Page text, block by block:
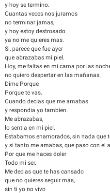
y hoy se termino.
Cuantas veces nos juramos
no terminar jamas,
y hoy estoy destrosado
ya no me quieres mas.
Si, parece que fue ayer
que abrazabas mi piel.
Hoy, me faltas en mi cama por las
no quiero despertar en las mañanas.
Dime Porque
Porque te vas.
Cuando decias que me amabas
y respondia yo tambien.
Me abrazabas,
lo sentia en mi piel.
Estabamos enamorados, sin nada que
y si tanto me amabas, que paso con el
Por que me haces doler
Todo mi ser.
Me decias que te has cansado
que no quieres seguir mas,
sin ti yo no vivo